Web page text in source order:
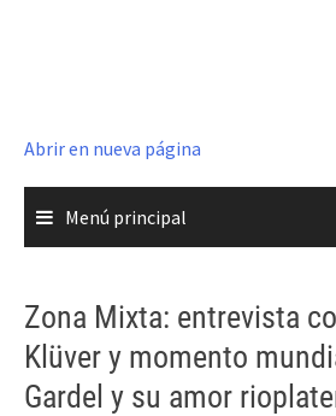
Abrir en nueva página
Menú principal
Zona Mixta: entrevista
Klüver y momento
Gardel y su amor